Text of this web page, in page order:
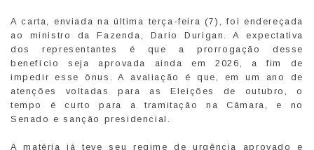
A carta, enviada na última terça-feira (7), foi endereçada
ao ministro da Fazenda, Dario Durigan. A expectativa
dos representantes é que a prorrogação desse
benefício seja aprovada ainda em 2026, a fim de
impedir esse ônus. A avaliação é que, em um ano de
atenções voltadas para as Eleições de outubro, o
tempo é curto para a tramitação na Câmara, e no
Senado e sanção presidencial.
A matéria já teve seu regime de urgência aprovado e